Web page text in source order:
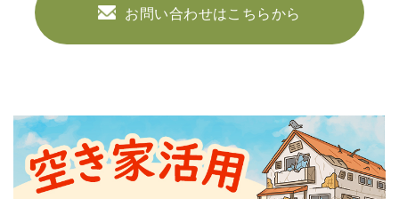
お問い合わせはこちらから